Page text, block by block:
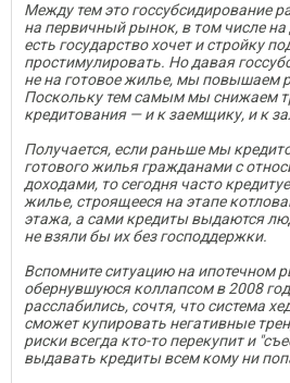
Между тем это госсубсидирование
на первичный рынок, в том числе на
есть государство хочет и стройку
простимулировать. Но давая
не на готовое жилье, мы повышаем
Поскольку тем самым мы снижаем
кредитования — и к заемщику, и к
Получается, если раньше мы
готового жилья гражданами с
доходами, то сегодня часто
жилье, строящееся на этапе
этажа, а сами кредиты выдаются
не взяли бы их без господдержки.
Вспомните ситуацию на ипотечном
обернувшуюся коллапсом в 2008
расслабились, сочтя, что система
сможет купировать негативные
риски всегда кто-то перекупит и
выдавать кредиты всем кому ни